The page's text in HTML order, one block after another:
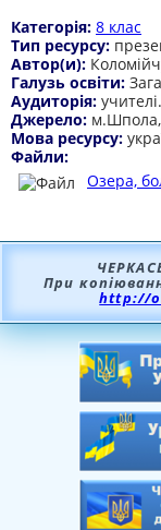
Категорія: 8 клас
Тип ресурсу:
Автор(и):
Галузь освіти:
Аудиторія:
Джерело: м.Шпола,
Мова ресурсу:
Файли:
Озера,
При
http://